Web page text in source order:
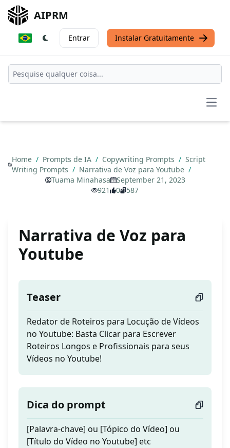
AIPRM
Entrar Instalar Gratuitamente
Home / Prompts de IA / Copywriting Prompts / Script
Writing Prompts / Narrativa de Voz para Youtube /
Tuama Minahasa
September 21, 2023
921
0 587
Narrativa de Voz para
Youtube
Teaser
Redator de Roteiros para Locução de Vídeos
no Youtube: Basta Clicar para Escrever
Roteiros Longos e Profissionais para seus
Vídeos no Youtube!
Dica do prompt
[Palavra-chave] ou [Tópico do Vídeo] ou
[Título do Vídeo no Youtube] etc